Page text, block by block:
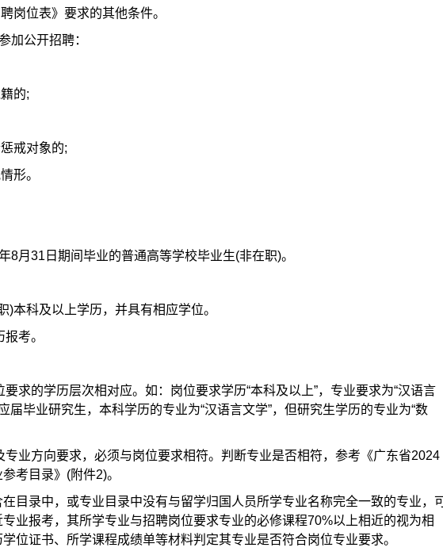
岗位表》要求的其他条件。
加公开招聘：
的;
戒对象的;
形。
8月31日期间毕业的普通高等学校毕业生(非在职)。
)本科及以上学历，并具有相应学位。
考。
求的学历层次相对应。如：岗位要求学历“本科及以上”，专业要求为“汉语言
届毕业研究生，本科学历的专业为“汉语言文学”，但研究生学历的专业为“数
专业方向要求，必须与岗位要求相符。判断专业是否相符，参考《广东省2024
考目录》(附件2)。
目录中，或专业目录中没有与留学归国人员所学专业名称完全一致的专业，
业报考，其所学专业与招聘岗位要求专业的必修课程70%以上相近的视为相
位证书、所学课程成绩单等材料判定其专业是否符合岗位专业要求。